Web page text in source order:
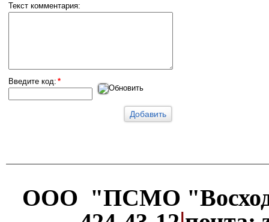
Текст комментария:
Введите код: *
Обновить
ООО "ПСМО